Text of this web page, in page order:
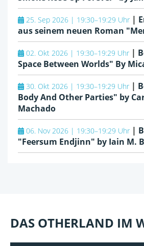
25. Sep 2026 | 19:30–19:29 Uhr |
aus seinem neuen Roman
02. Okt 2026 | 19:30–19:29 Uhr |
Space Between Worlds" By
30. Okt 2026 | 19:30–19:29 Uhr |
Body And Other Parties" by
Machado
06. Nov 2026 | 19:30–19:29 Uhr |
"Feersum Endjinn" by Iain M.
DAS OTHERLAND IM